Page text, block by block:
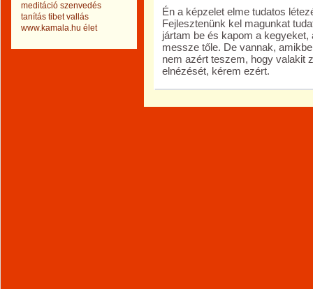
meditáció szenvedés
tanítás tibet vallás
www.kamala.hu élet
Én a képzelet elme tudatos
Fejlesztenünk kel magunkat
jártam be és kapom a
messze tőle. De vannak,
nem azért teszem, hogy valakit
elnézését, kérem ezért.